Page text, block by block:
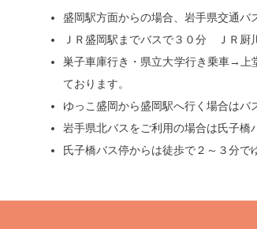
盛岡駅方面からの場合、岩手県交通バ
ＪＲ盛岡駅までバスで３０分 ＪＲ厨
巣子車庫行き・県立大学行き乗車→上
ております。
ゆっこ盛岡から盛岡駅へ行く場合はバ
岩手県北バスをご利用の場合は氏子
氏子橋バス停からは徒歩で２～３分で